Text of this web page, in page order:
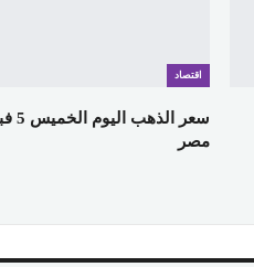
اقتصاد
مصر